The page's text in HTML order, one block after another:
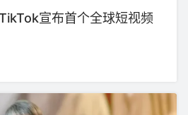
宣布首个全球短视频